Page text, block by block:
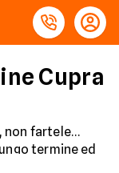
Cupra
, non fartele
termine ed